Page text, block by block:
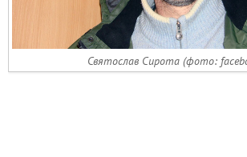
Святослав Сирота (фото: